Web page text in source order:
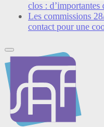
clos : d’importantes
Les commissions
contact pour une